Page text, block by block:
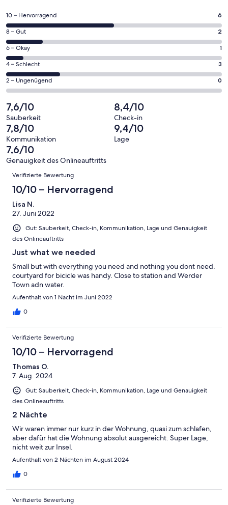
einem
neuen
Fenster
geöffnet
6
von
insgesamt
12
Gästebewertungen
haben
eine
Bewertung
von
10
-
Hervorragend
10 – Hervorragend 6
2
von
insgesamt
12
Gästebewertungen
haben
Bewertung
von
8
-
Gut
8 – Gut 2
1
von
insgesamt
12
Gästebewertungen
haben
eine
Bewertung
von
6
-
Okay
6 – Okay 1
3
von
insgesamt
Gästebewertungen
haben
eine
Bewertung
von
4
4 – Schlecht 3
0
von
insgesamt
12
Gästebewertungen
haben
eine
Bewertung
2 – Ungenügend 0
7,6/10
Sauberkeit
8,4/10
Check-in
7,8/10
Kommunikation
9,4/10
Lage
7,6/10
Genauigkeit des Onlineauftritts
Bewertungen
Verifizierte Bewertung
10/10 – Hervorragend
Lisa N.
27. Juni 2022
Gut: Sauberkeit, Check-in, Kommunikation, Lage und Genauigkeit
des Onlineauftritts
Just what we needed
Small but with everything you need and nothing you dont need.
courtyard for bicicle was handy. Close to station and Werder
Town adn water.
Aufenthalt von 1 Nacht im Juni 2022
0
Verifizierte Bewertung
10/10 – Hervorragend
Thomas O.
7. Aug. 2024
Gut: Sauberkeit, Check-in, Kommunikation, Lage und Genauigkeit
des Onlineauftritts
2 Nächte
Wir waren immer nur kurz in der Wohnung, quasi zum schlafen,
aber dafür hat die Wohnung absolut ausgereicht. Super Lage,
nicht weit zur Insel.
Aufenthalt von 2 Nächten im August 2024
0
Verifizierte Bewertung